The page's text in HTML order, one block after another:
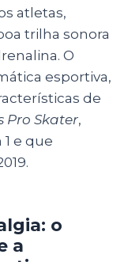
atletas,
trilha sonora
O
esportiva,
de
Pro Skater,
e que
o
a